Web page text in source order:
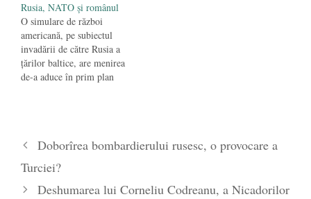
Rusia, NATO şi românul
O simulare de război
americană, pe subiectul
invadării de către Rusia a
ţărilor baltice, are menirea
de-a aduce în prim plan
Pentagon, dar, mai ales, prin
militari, Statele Unite vor…
Doborîrea bombardierului rusesc, o provocare a
Turciei?
Deshumarea lui Corneliu Codreanu, a Nicadorilor